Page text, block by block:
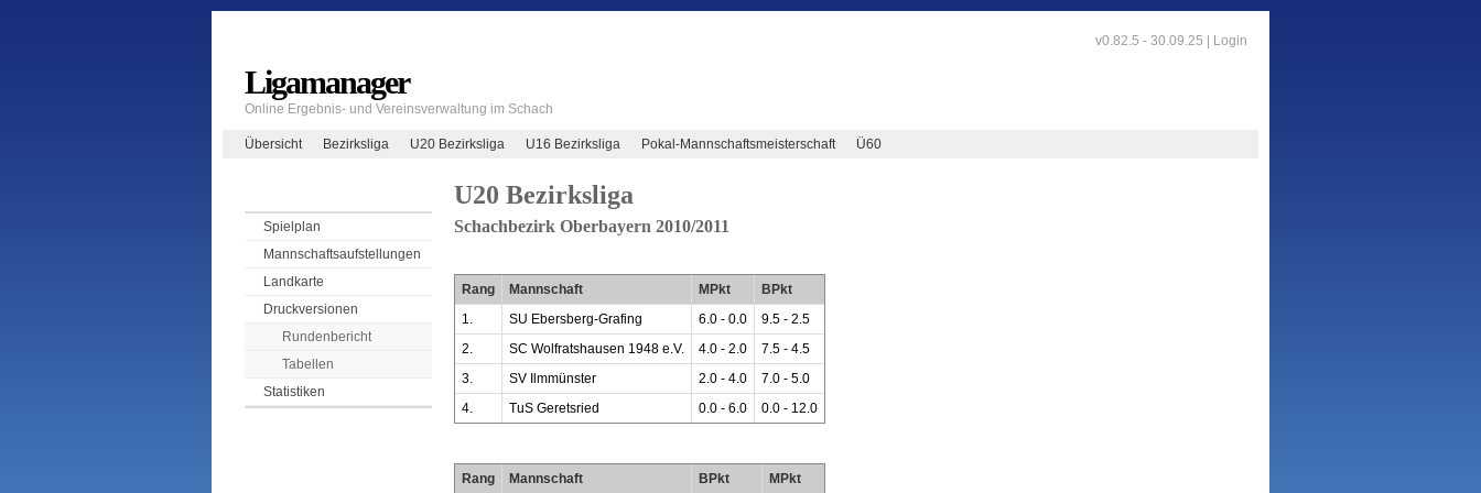
v0.82.5 - 30.09.25 | Login
Ligamanager
Online Ergebnis- und Vereinsverwaltung im Schach
Übersicht Bezirksliga U20 Bezirksliga U16 Bezirksliga Pokal-Mannschaftsmeisterschaft Ü60
Spielplan
Mannschaftsaufstellungen
Landkarte
Druckversionen
Rundenbericht
Tabellen
Statistiken
U20 Bezirksliga
Schachbezirk Oberbayern 2010/2011
Rang Mannschaft MPkt
BPkt
1.
SU Ebersberg-Grafing 6.0 - 0.0
9.5 - 2.5
2.
SC Wolfratshausen 1948 e.V. 4.0 - 2.0
7.5 - 4.5
3.
SV Ilmmünster 2.0 - 4.0
7.0 - 5.0
4.
TuS Geretsried 0.0 - 6.0 0.0 - 12.0
Rang Mannschaft BPkt
MPkt